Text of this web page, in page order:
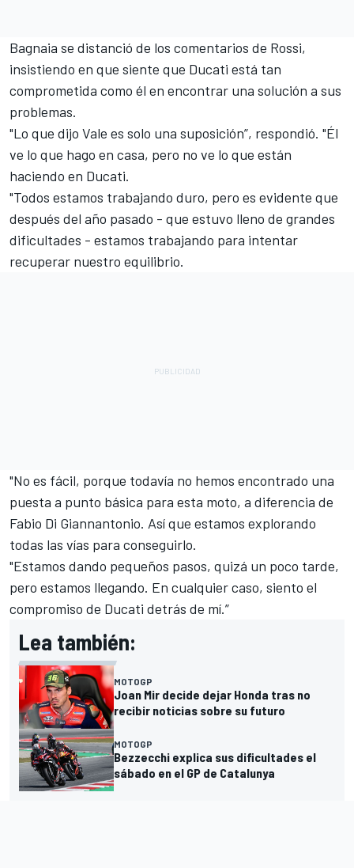
Bagnaia se distanció de los comentarios de Rossi,
insistiendo en que siente que Ducati está tan
comprometida como él en encontrar una solución a sus
problemas.
"Lo que dijo Vale es solo una suposición”, respondió. "Él
ve lo que hago en casa, pero no ve lo que están
haciendo en Ducati.
"Todos estamos trabajando duro, pero es evidente que
después del año pasado - que estuvo lleno de grandes
dificultades - estamos trabajando para intentar
recuperar nuestro equilibrio.
"No es fácil, porque todavía no hemos encontrado una
puesta a punto básica para esta moto, a diferencia de
Fabio Di Giannantonio. Así que estamos explorando
todas las vías para conseguirlo.
"Estamos dando pequeños pasos, quizá un poco tarde,
pero estamos llegando. En cualquier caso, siento el
compromiso de Ducati detrás de mí.”
Lea también:
MOTOGP
Joan Mir decide dejar Honda tras no
recibir noticias sobre su futuro
MOTOGP
Bezzecchi explica sus dificultades el
sábado en el GP de Catalunya